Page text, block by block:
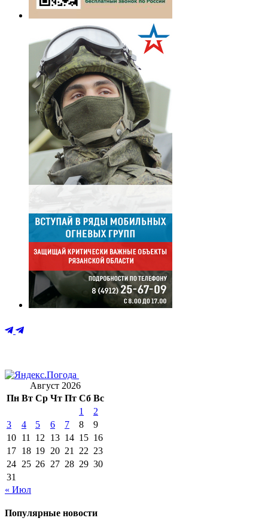
Август 2026
Пн Вт Ср Чт Пт Сб Вс
1
2
3
4 5 6 7 8
9
10 11 12 13 14 15 16
17 18 19 20 21 22 23
24 25 26 27 28 29 30
31
« Июл
Популярные новости